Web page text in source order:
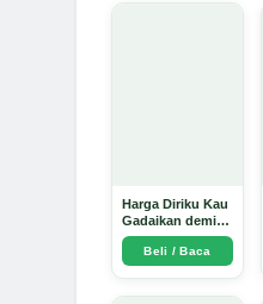
Harga Diriku Kau
Gadaikan demi
Perempuan Itu -
Arda Dinata
Beli / Baca